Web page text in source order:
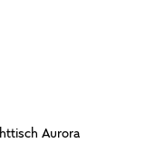
Aurora